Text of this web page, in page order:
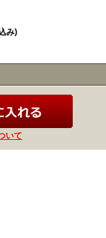
み)
いて